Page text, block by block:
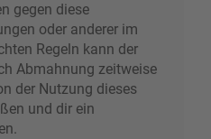
gegen diese
oder anderer im
Regeln kann der
Abmahnung zeitweise
der Nutzung dieses
und dir ein